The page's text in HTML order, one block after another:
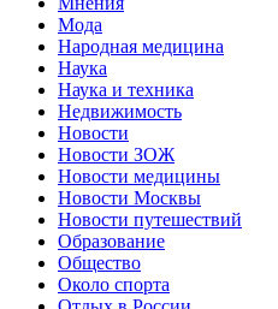
Мода
Народная медицина
Наука
Наука и техника
Недвижимость
Новости
Новости ЗОЖ
Новости медицины
Новости Москвы
Новости путешествий
Образование
Общество
Около спорта